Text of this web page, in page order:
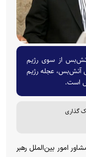
از سوی رژیم
آتش‌بس، عجله‌ رژیم
است.
گذاری
امور بین‌الملل رهبر